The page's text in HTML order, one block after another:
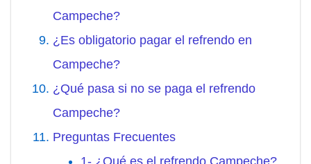
Campeche?
¿Es obligatorio pagar el refrendo en
Campeche?
¿Qué pasa si no se paga el refrendo
Campeche?
Preguntas Frecuentes